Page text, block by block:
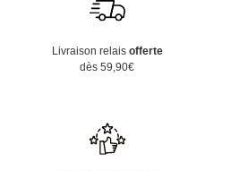
Livraison relais offerte
dès 59,90€